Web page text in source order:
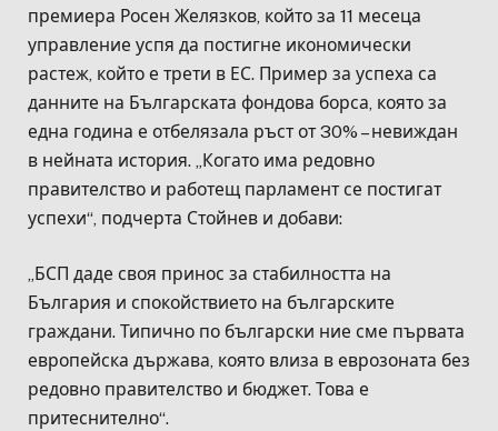
премиера Росен Желязков, който за 11 месеца
управление успя да постигне икономически
растеж, който е трети в ЕС. Пример за успеха са
данните на Българската фондова борса, която за
една година е отбелязала ръст от 30% – невиждан
в нейната история. „Когато има редовно
правителство и работещ парламент се постигат
успехи“, подчерта Стойнев и добави:
„БСП даде своя принос за стабилността на
България и спокойствието на българските
граждани. Типично по български ние сме първата
европейска държава, която влиза в еврозоната без
редовно правителство и бюджет. Това е
притеснително“.